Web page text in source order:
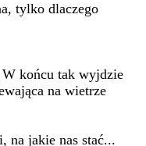
tylko dlaczego
końcu tak wyjdzie
na wietrze
na jakie nas stać...